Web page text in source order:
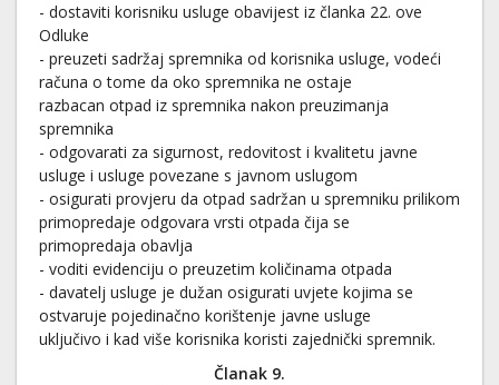
- dostaviti korisniku usluge obavijest iz članka 22. ove
Odluke
- preuzeti sadržaj spremnika od korisnika usluge, vodeći
računa o tome da oko spremnika ne ostaje
razbacan otpad iz spremnika nakon preuzimanja
spremnika
- odgovarati za sigurnost, redovitost i kvalitetu javne
usluge i usluge povezane s javnom uslugom
- osigurati provjeru da otpad sadržan u spremniku prilikom
primopredaje odgovara vrsti otpada čija se
primopredaja obavlja
- voditi evidenciju o preuzetim količinama otpada
- davatelj usluge je dužan osigurati uvjete kojima se
ostvaruje pojedinačno korištenje javne usluge
uključivo i kad više korisnika koristi zajednički spremnik.
Članak 9.